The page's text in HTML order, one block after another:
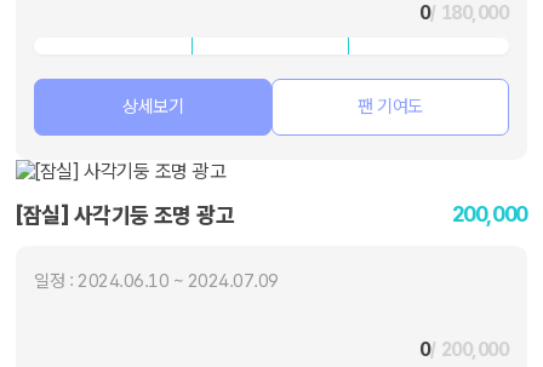
0/ 180,000
상세보기 팬 기여도
[잠실] 사각기둥 조명 광고 200,000
일정 : 2024.06.10 ~ 2024.07.09
0/ 200,000